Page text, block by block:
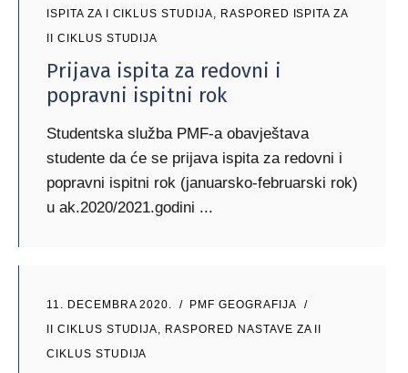
ISPITA ZA I CIKLUS STUDIJA, RASPORED ISPITA ZA
II CIKLUS STUDIJA
Prijava ispita za redovni i
popravni ispitni rok
Studentska služba PMF-a obavještava
studente da će se prijava ispita za redovni i
popravni ispitni rok (januarsko-februarski rok)
u ak.2020/2021.godini
11. DECEMBRA 2020.
PMF GEOGRAFIJA
II CIKLUS STUDIJA, RASPORED NASTAVE ZA II
CIKLUS STUDIJA